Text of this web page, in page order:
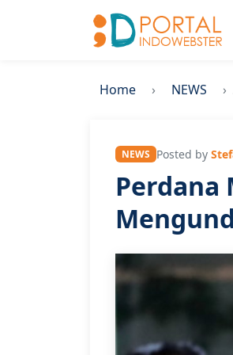
Home NEWS
NEWS Posted by
Perdana